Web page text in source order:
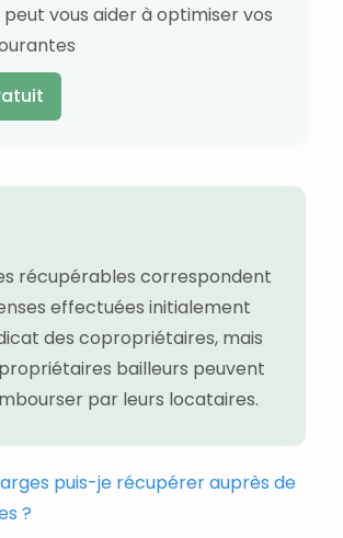
vous aider à optimiser vos
récupérables correspondent
effectuées initialement
des copropriétaires, mais
bailleurs peuvent
par leurs locataires.
puis-je récupérer auprès de
?